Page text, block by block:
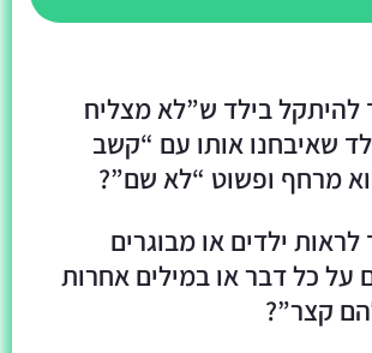
להיתקל בילד ש”לא מצליח
שאיבחנו אותו עם “קשב
הוא מרחף ופשוט “לא שם”?
ילדים או מבוגרים
על כל דבר או במילים אחרות
קצר”?